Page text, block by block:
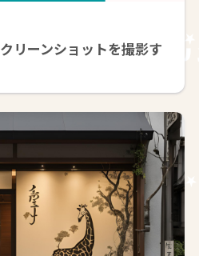
リーンショットを撮影す